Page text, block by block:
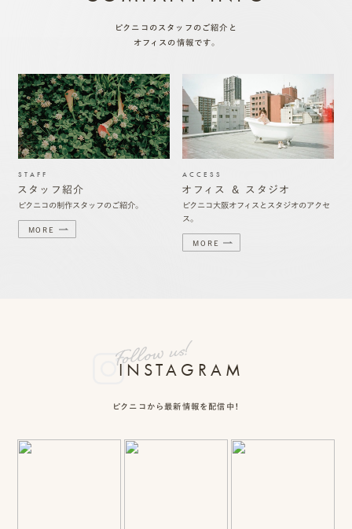
ピクニコのスタッフのご紹介と
オフィスの情報です。
STAFF
スタッフ紹介
ピクニコの制作スタッフのご紹介。
MORE
ACCESS
オフィス ＆ スタジオ
ピクニコ大阪オフィスとスタジオのアクセ
ス。
MORE
INSTAGRAM
ピクニコから最新情報を配信中！